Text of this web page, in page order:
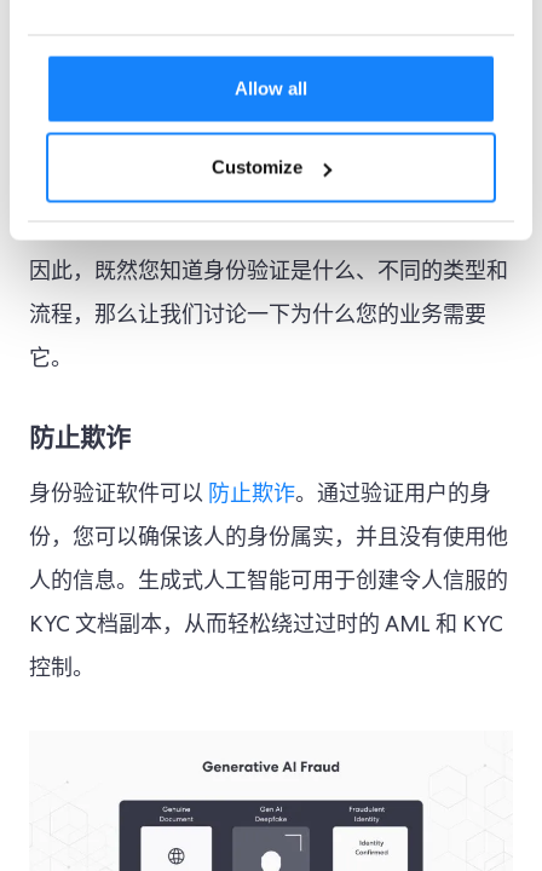
Allow all
Customize
通过遵循这些步骤并使用多种验证方法，企业可以
保护自己和客户免受欺诈和身份盗用。
为什么需要身份验证？
因此，既然您知道身份验证是什么、不同的类型和
流程，那么让我们讨论一下为什么您的业务需要
它。
防止欺诈
身份验证软件可以 防止欺诈。通过验证用户的身
份，您可以确保该人的身份属实，并且没有使用他
人的信息。生成式人工智能可用于创建令人信服的
KYC 文档副本，从而轻松绕过过时的 AML 和 KYC
控制。